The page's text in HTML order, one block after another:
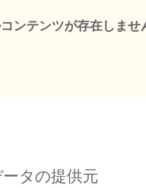
ンテンツが存在しませ
ータの提供元